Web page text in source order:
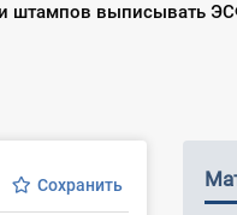
и штампов выписывать
Сохранить